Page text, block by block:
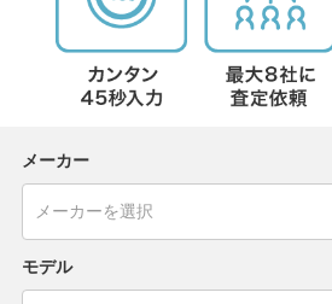
メーカー
モデル